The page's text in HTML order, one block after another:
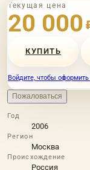
Текущая цена
20 000
КУПИТЬ
Войдите, чтобы оформить
Пожаловаться
Год
2006
Регион
Москва
Происхождение
Россия